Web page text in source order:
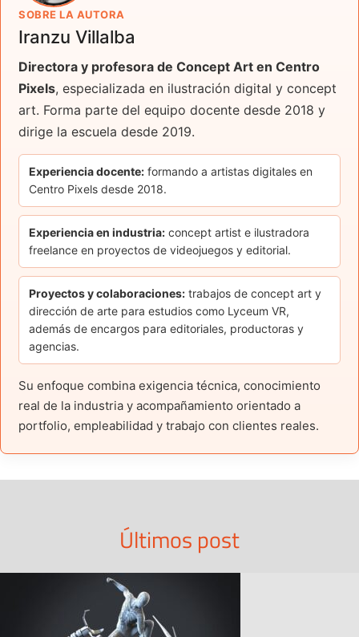
SOBRE LA AUTORA
Iranzu Villalba
Directora y profesora de Concept Art en Centro
Pixels, especializada en ilustración digital y concept
art. Forma parte del equipo docente desde 2018 y
dirige la escuela desde 2019.
Experiencia docente: formando a artistas digitales en
Centro Pixels desde 2018.
Experiencia en industria: concept artist e ilustradora
freelance en proyectos de videojuegos y editorial.
Proyectos y colaboraciones: trabajos de concept art y
dirección de arte para estudios como Lyceum VR,
además de encargos para editoriales, productoras y
agencias.
Su enfoque combina exigencia técnica, conocimiento
real de la industria y acompañamiento orientado a
portfolio, empleabilidad y trabajo con clientes reales.
Últimos post